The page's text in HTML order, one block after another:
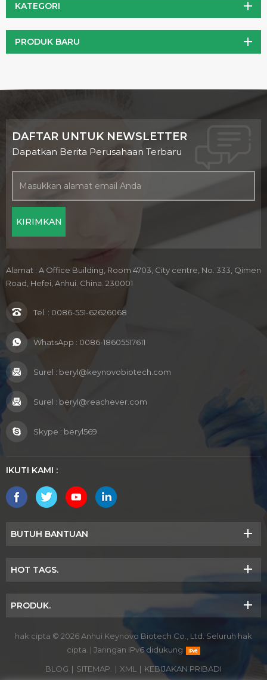
KATEGORI
PRODUK BARU
DAFTAR UNTUK NEWSLETTER
Dapatkan Berita Perusahaan Terbaru
Alamat : A Office Building, Room 4703, City centre, No. 333, Qimen
Road, Hefei, Anhui. China. 230001
Tel. : 0086-551-62626068
WhatsApp : 0086-18605517611
Surel : beryl@keynovobiotech.com
Surel : beryl@reachever.com
Skype : beryl569
IKUTI KAMI :
BUTUH BANTUAN
HOT TAGS.
PRODUK.
hak cipta © 2026 Anhui Keynovo Biotech Co., Ltd. Seluruh hak
cipta. | Jaringan IPv6 didukung
BLOG | SITEMAP. | XML | KEBIJAKAN PRIBADI